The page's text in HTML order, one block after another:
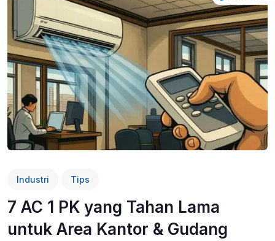
Industri Tips
7 AC 1 PK yang Tahan Lama
untuk Area Kantor & Gudang